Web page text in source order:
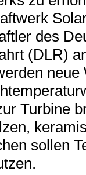
des
(DLR)
Turbine
sollen